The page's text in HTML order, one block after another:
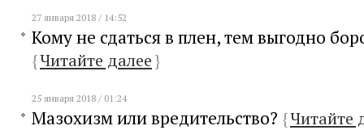
27 января 2018 / 14:52
Кому не сдаться в плен, тем выгодно
{Читайте далее}
25 января 2018 / 01:24
Мазохизм или вредительство? {Читайте